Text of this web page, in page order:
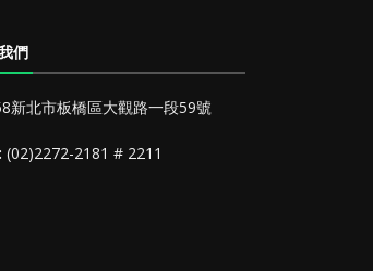
們
新北市板橋區大觀路一段59號
(02)2272-2181 # 2211